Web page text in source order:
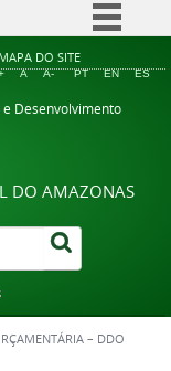
à informação
Canais
MAPA DO SITE
A A- PT EN ES
Desenvolvimento
DO AMAZONAS
– DDO